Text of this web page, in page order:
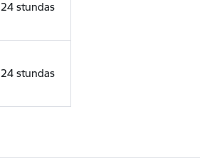
24 stundas
24 stundas